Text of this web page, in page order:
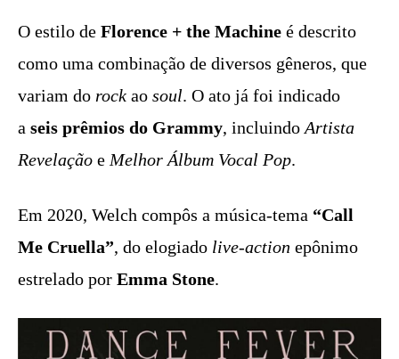
O estilo de Florence + the Machine é descrito
como uma combinação de diversos gêneros, que
variam do rock ao soul. O ato já foi indicado
a seis prêmios do Grammy, incluindoArtista
Revelação eMelhor Álbum Vocal Pop.
Em 2020, Welch compôs a música-tema “Call
Me Cruella”, do elogiado live-action epônimo
estrelado por Emma Stone.